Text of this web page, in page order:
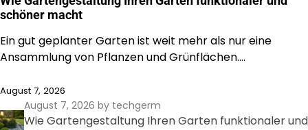
schöner macht
Ein gut geplanter Garten ist weit mehr als nur eine
Ansammlung von Pflanzen und Grünflächen.…
August 7, 2026
August 7, 2026 by techgerm
Wie Gartengestaltung Ihren Garten funktionaler und